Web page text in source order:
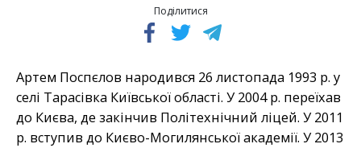
Поділитися
Артем Поспєлов народився 26 листопада 1993 р. у
селі Тарасівка Київської області. У 2004 р. переїхав
до Києва, де закінчив Політехнічний ліцей. У 2011
р. вступив до Києво-Могилянської академії. У 2013